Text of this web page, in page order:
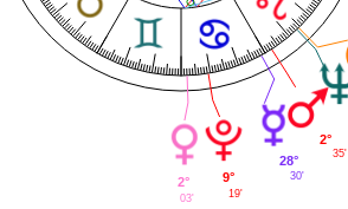
2°
03'
9°
19'
28°
30'
2°
35'